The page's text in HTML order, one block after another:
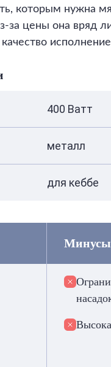
которым нужна
за цены она вряд
400 Ватт
металл
для кеббе
Минусы